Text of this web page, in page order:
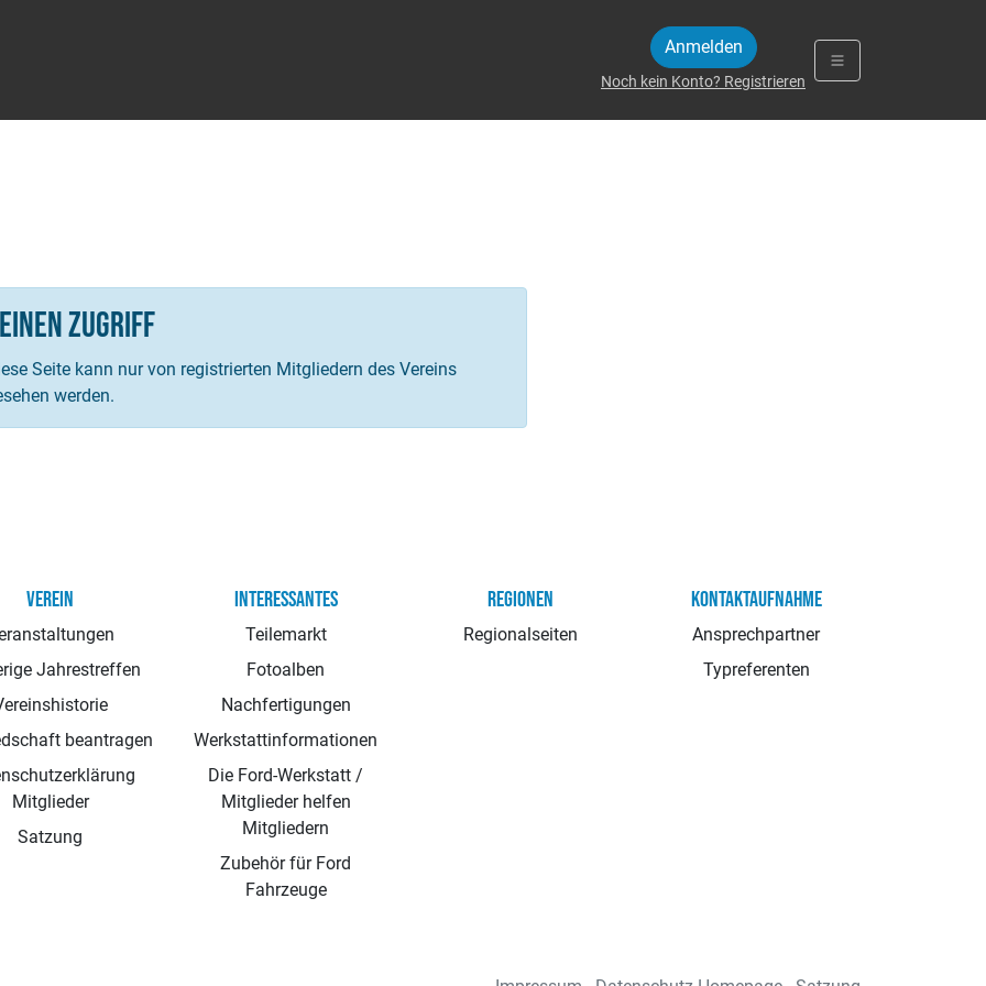
Anmelden
Noch kein Konto? Registrieren
Zugriff
Seite kann nur von registrierten Mitgliedern des Vereins
werden.
VEREIN
Jahrestreffen
beantragen
Mitglieder
Satzung
INTERESSANTES
Teilemarkt
Fotoalben
Nachfertigungen
Werkstattinformationen
Die Ford-Werkstatt /
Mitglieder helfen
Mitgliedern
Zubehör für Ford
Fahrzeuge
REGIONEN
Regionalseiten
KONTAKTAUFNAHME
Ansprechpartner
Typreferenten